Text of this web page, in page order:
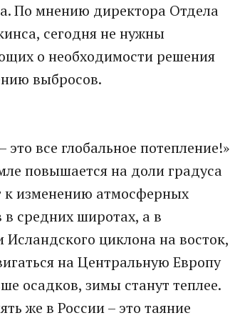
По мнению директора Отдела
сегодня не нужны
о необходимости решения
выбросов.
все глобальное потепление!»
повышается на доли градуса
к изменению атмосферных
средних широтах, а в
циклона на восток,
на Центральную Европу
осадков, зимы станут теплее.
же в России – это таяние